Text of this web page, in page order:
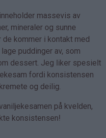
massevis av
mineraler og sunne
kommer i kontakt med
puddinger av, som
dessert. Jeg liker spesielt
fordi konsistensen
og deilig.
på kvelden,
konsistensen!